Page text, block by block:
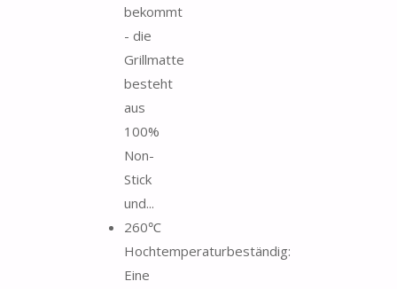
bekommt
- die
Grillmatte
besteht
aus
100%
Non-
Stick
und...
260℃
Hochtemperaturbeständig:
Eine